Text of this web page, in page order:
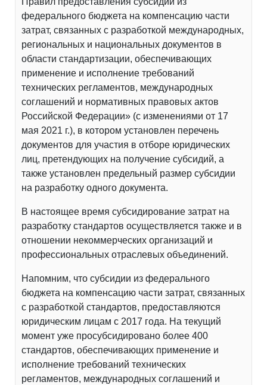
федерального бюджета на компенсацию части
затрат, связанных с разработкой международных,
региональных и национальных документов в
области стандартизации, обеспечивающих
применение и исполнение требований
технических регламентов, международных
соглашений и нормативных правовых актов
Российской Федерации» (с изменениями от 17
мая 2021 г.), в котором установлен перечень
документов для участия в отборе юридических
лиц, претендующих на получение субсидий, а
также установлен предельный размер субсидии
на разработку одного документа.
В настоящее время субсидирование затрат на
разработку стандартов осуществляется также и в
отношении некоммерческих организаций и
профессиональных отраслевых объединений.
Напомним, что субсидии из федерального
бюджета на компенсацию части затрат, связанных
с разработкой стандартов, предоставляются
юридическим лицам с 2017 года. На текущий
момент уже просубсидировано более 400
стандартов, обеспечивающих применение и
исполнение требований технических
регламентов, международных соглашений и